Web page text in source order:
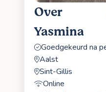
Over
Yasmina
Goedgekeurd na
Aalst
Sint-Gillis
Online